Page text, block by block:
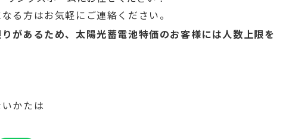
る方はお気軽にご連絡ください。
があるため、太陽光蓄電池特価のお客様には人数上限を
かたは